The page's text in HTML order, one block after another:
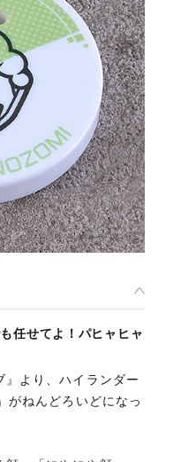
任せてよ！パヒャヒャ
』より、ハイランダー
がねんどろいどになっ